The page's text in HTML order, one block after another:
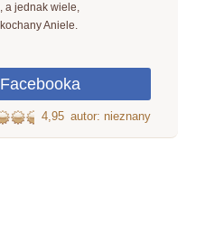
a jednak wiele,
Aniele.
4,95 autor: nieznany